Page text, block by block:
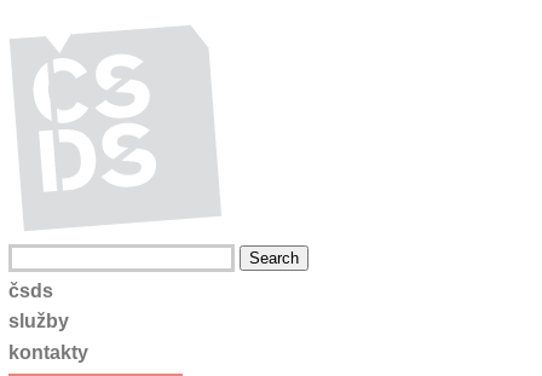
čsds
služby
kontakty